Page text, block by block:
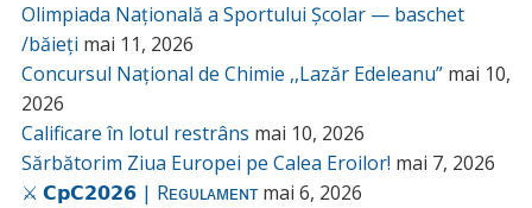
Olimpiada Națională a Sportului Școlar — baschet
/băieți mai 11, 2026
Concursul Național de Chimie ,,Lazăr Edeleanu” mai 10,
2026
Calificare în lotul restrâns mai 10, 2026
Sărbătorim Ziua Europei pe Calea Eroilor! mai 7, 2026
⚔️ 𝗖𝗽𝗖𝟮𝟬𝟮𝟲 | Rᴇɢᴜʟᴀᴍᴇɴᴛ mai 6, 2026